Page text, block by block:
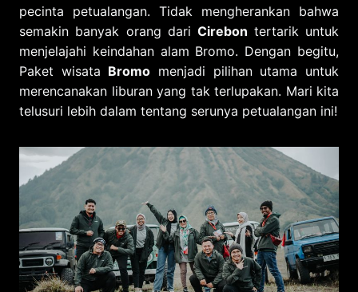
pecinta petualangan. Tidak mengherankan bahwa
semakin banyak orang dariCirebon tertarik untuk
menjelajahi keindahan alam Bromo. Dengan begitu,
Paket wisata Bromo menjadi pilihan utama untuk
merencanakan liburan yang tak terlupakan. Mari kita
telusuri lebih dalam tentang serunya petualangan ini!